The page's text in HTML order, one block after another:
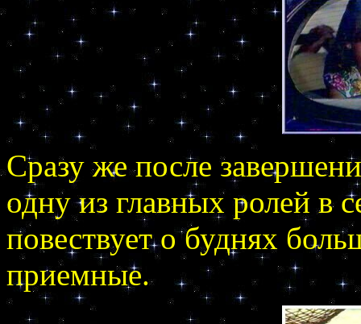
Сразу же после
одну из главных ролей в
повествует о буднях
приемные.